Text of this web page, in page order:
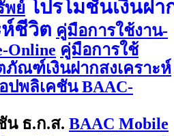
พย์ โปรโมชันเงินฝา
ห์ชีวิต คู่มือการใช้งาน-
Online คู่มือการใช้
ภัณฑ์เงินฝากสงเคราะห์
ปพลิเคชัน BAAC-
น ธ.ก.ส. BAAC Mobile